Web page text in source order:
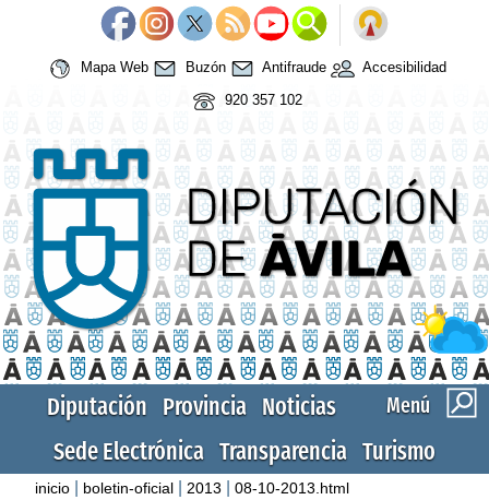
Mapa Web Buzón Antifraude
Accesibilidad
920 357 102
Menú
Diputación Provincia Noticias
Sede Electrónica Transparencia Turismo
inicio boletin-oficial 2013 |08-10-2013.html